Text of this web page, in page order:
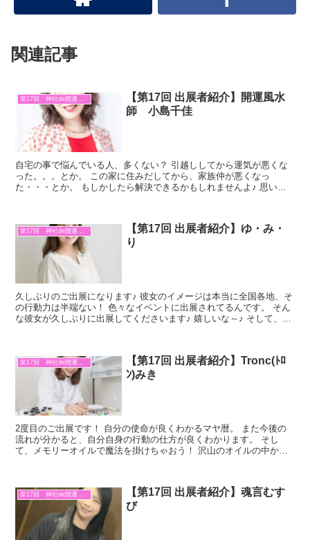
関連記事
第17回 神社de開運マルシェ
【第17回 出展者紹介】開運風水
師 小島千佳
自宅の事で悩んでいる人、多くない？ 引越ししてから運気が悪くな
った。。。とか。 この家に住みだしてから、家族仲が悪くなっ
た・・・とか。 もしかしたら解決できるかもしれませんよ♪ 思い過
【第17回 出展者紹介】ゆ・み・
り
久しぶりのご出展になります♪ 彼女のイメージは本当に全国各地、そ
の行動力は半端ない！ 色々なイベントに出展されてるんです。 そん
な彼女が久しぶりに出展してくださいます♪ 嬉しいな～♪ そして、な
第17回 神社de開運マルシェ
【第17回 出展者紹介】Tronc(ﾄﾛ
ﾝ)みき
2度目のご出展です！ 自分の使命が良くわかるマヤ暦。 また今後の
流れが分かると、自分自身の行動の仕方が良くわかります。 そし
て、メモリーオイルで魔法を掛けちゃおう！ 沢山のオイルの中か
【第17回 出展者紹介】魂言むす
び